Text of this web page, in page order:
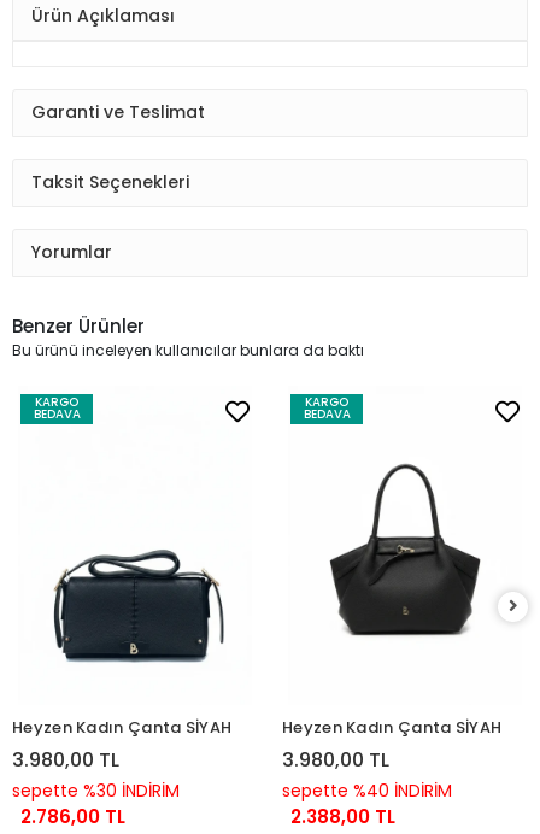
Ürün Açıklaması
Garanti ve Teslimat
Taksit Seçenekleri
Yorumlar
Benzer Ürünler
Bu ürünü inceleyen kullanıcılar bunlara da baktı
KARGO
BEDAVA
Heyzen Kadın Çanta SİYAH
3.980,00 TL
sepette %30 İNDİRİM
2.786,00 TL
KARGO
BEDAVA
Heyzen Kadın Çanta SİYAH
3.980,00 TL
sepette %40 İNDİRİM
2.388,00 TL